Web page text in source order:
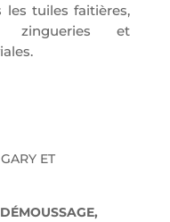
tuiles faitières,
zingueries et
ET